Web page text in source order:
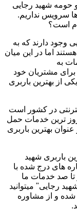
و حومه شهید رجایی
سرویس نداریم.
است؟
دارند که به
اما در این میان
به
برای مشتریان خود
از بهترین باربری
در کشور است
روز ترین خدمات حمل
بهترین باربری
باربری شهید
های درج شده با
تا صد خدمات ما
رجایی" میتوانید
و از مشاوره